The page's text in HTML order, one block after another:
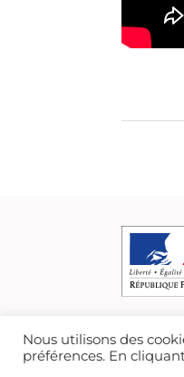
® I-TRANS-
Nous utilisons des
préférences. En